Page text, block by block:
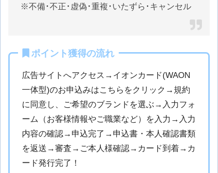
※不備･不正･虚偽･重複･いたずら･キャンセル
ポイント獲得の流れ
広告サイトへアクセス→イオンカード(WAON
一体型)のお申込みはこちらをクリック→規約
に同意し、ご希望のブランドを選ぶ→入力フォ
ーム（お客様情報やご職業など）を入力→入力
内容の確認→申込完了→申込書・本人確認書類
を返送→審査→ご本人様確認→カード到着→カ
ード発行完了！